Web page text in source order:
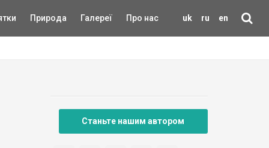
uk ru en
Природа Галереї Про нас
Станьте нашим автором